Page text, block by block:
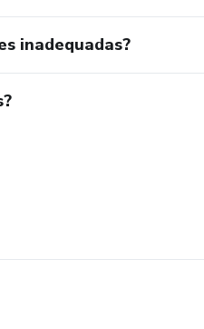
inadequadas?